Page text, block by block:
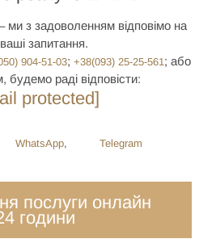
з задоволенням відповімо на
ваші запитання.
904-51-03; +38(093) 25-25-561 ; або
будемо раді відповісти:
protected]
WhatsApp, Telegram
послуги онлайн
години